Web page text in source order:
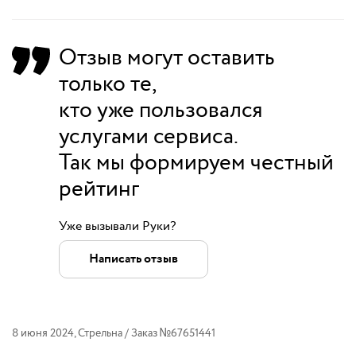
Отзыв могут оставить
только те,
кто уже пользовался
услугами сервиса.
Так мы формируем честный
рейтинг
Уже вызывали Руки?
Написать отзыв
8 июня 2024,Стрельна/ Заказ №67651441